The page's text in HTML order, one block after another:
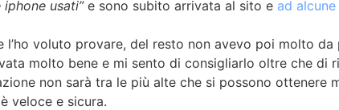
iphone usati”e sono subito arrivata al sito e ad
l’ho voluto provare, del resto non avevo poi molto da
molto bene e mi sento di consigliarlo oltre che di
non sarà tra le più alte che si possono ottenere
veloce e sicura.